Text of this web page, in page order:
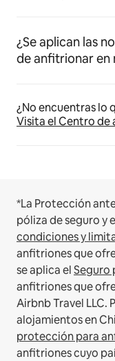
¿Se aplican las
de anfitrionar en
¿No encuentras lo
Visita el Centro de
*La Protección
póliza de seguro y
condiciones y
anfitriones que
se aplica elSeguro
anfitriones que
Airbnb Travel LLC.
alojamientos en
protección para
anfitriones cuyo